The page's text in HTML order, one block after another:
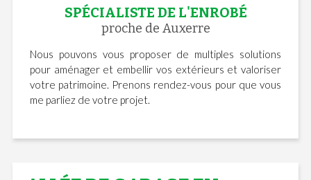
SPÉCIALISTE DE L'ENROBÉ
proche de Auxerre
Nous pouvons vous proposer de multiples solutions
pour aménager et embellir vos extérieurs et valoriser
votre patrimoine. Prenons rendez-vous pour que vous
me parliez de votre projet.